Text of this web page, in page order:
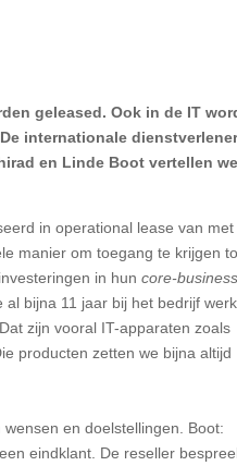
geleased. Ook in de IT
internationale
en Linde Boot vertellen
in operational lease van met
manier om toegang te krijgen
in huncore-business
bijna 11 jaar bij het bedrijf
zijn vooral IT-apparaten zoals
producten zetten we bijna altijd
en doelstellingen. Boot:
eindklant. De reseller